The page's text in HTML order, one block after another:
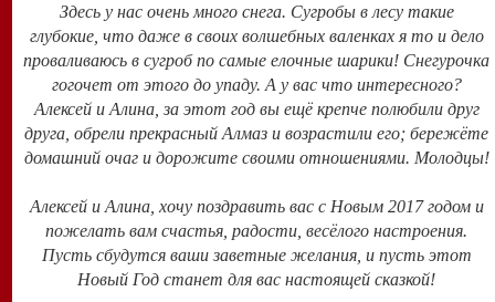
Здесь у нас очень много снега. Сугробы в лесу такие
глубокие, что даже в своих волшебных валенках я то и дело
проваливаюсь в сугроб по самые елочные шарики! Снегурочка
гогочет от этого до упаду. А у вас что интересного?
Алексей и Алина, за этот год вы ещё крепче полюбили друг
друга, обрели прекрасный Алмаз и возрастили его; бережёте
домашний очаг и дорожите своими отношениями. Молодцы!
Алексей и Алина, хочу поздравить вас с Новым 2017 годом и
пожелать вам счастья, радости, весёлого настроения.
Пусть сбудутся ваши заветные желания, и пусть этот
Новый Год станет для вас настоящей сказкой!